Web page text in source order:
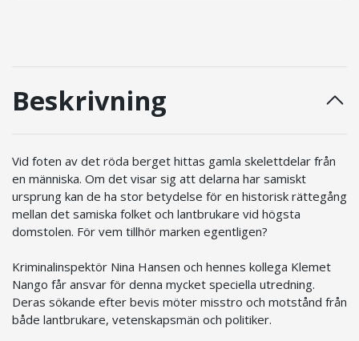
Beskrivning
Vid foten av det röda berget hittas gamla skelettdelar från
en människa. Om det visar sig att delarna har samiskt
ursprung kan de ha stor betydelse för en historisk rättegång
mellan det samiska folket och lantbrukare vid högsta
domstolen. För vem tillhör marken egentligen?
Kriminalinspektör Nina Hansen och hennes kollega Klemet
Nango får ansvar för denna mycket speciella utredning.
Deras sökande efter bevis möter misstro och motstånd från
både lantbrukare, vetenskapsmän och politiker.